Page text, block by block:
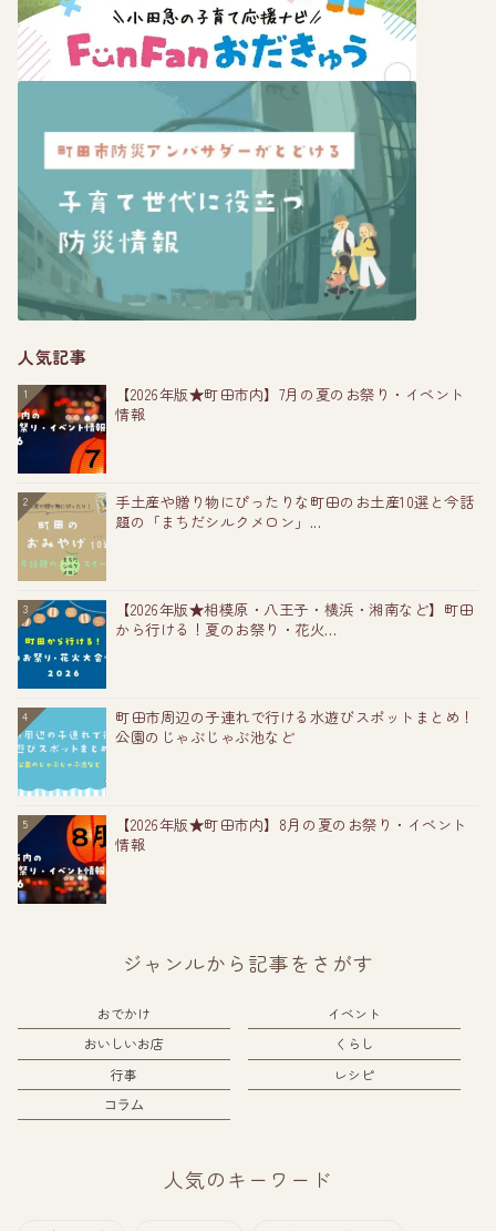
人気記事
1
【2026年版★町田市内】7月の夏のお祭り・イベント
情報
2
手土産や贈り物にぴったりな町田のお土産10選と今話
題の「まちだシルクメロン」...
3
【2026年版★相模原・八王子・横浜・湘南など】町田
から行ける！夏のお祭り・花火...
4
町田市周辺の子連れで行ける水遊びスポットまとめ！
公園のじゃぶじゃぶ池など
5
【2026年版★町田市内】8月の夏のお祭り・イベント
情報
ジャンルから記事をさがす
おでかけ
イベント
おいしいお店
くらし
行事
レシピ
コラム
人気のキーワード